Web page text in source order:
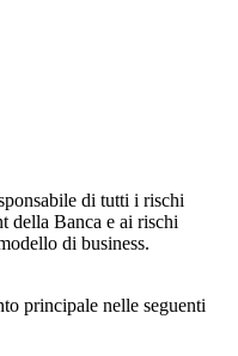
di tutti i rischi
della Banca e ai rischi
di business.
principale nelle seguenti